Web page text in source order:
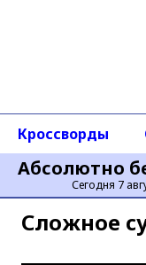
Абсолютно
Сегодня 7
Кроссворды
Сложное